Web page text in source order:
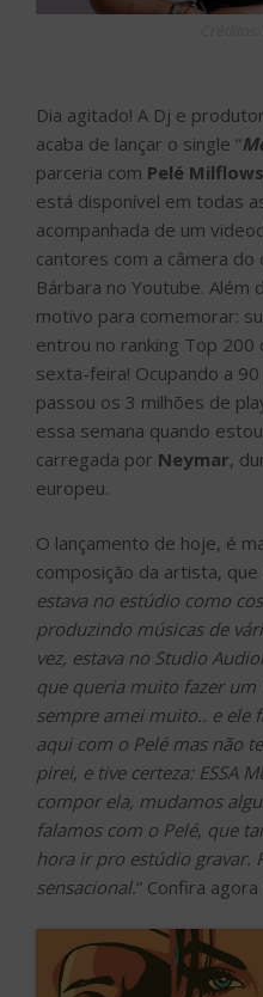
Dia agitado! A Dj e
acaba de lançar o single “
parceria com Pelé Milflows
está disponível em todas
acompanhada de um
cantores com a câmera do
Bárbara no Youtube. Além
motivo para comemorar:
entrou no ranking Top 200
sexta-feira! Ocupando a
passou os 3 milhões de
essa semana quando
carregada por Neymar,
europeu.
O lançamento de hoje, é
composição da artista,
estava no estúdio como
produzindo músicas de
vez, estava no Studio
que queria muito fazer um
sempre amei muito.. e ele
aqui com o Pelé mas não
pirei, e tive certeza: ESSA
compor ela, mudamos
falamos com o Pelé, que
hora ir pro estúdio gravar.
sensacional.” Confira agora